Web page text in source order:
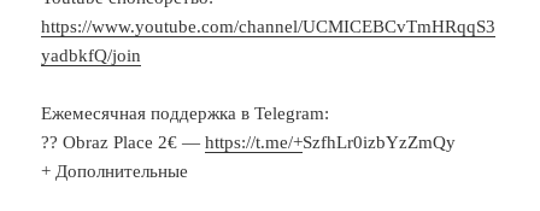
https://www.youtube.com/channel/UCMICEBCvTmHRqqS3
yadbkfQ/join
Ежемесячная поддержка в Telegram:
?‍? Obraz Place 2€ —https://t.me/+SzfhLr0izbYzZmQy
+ Дополнительные